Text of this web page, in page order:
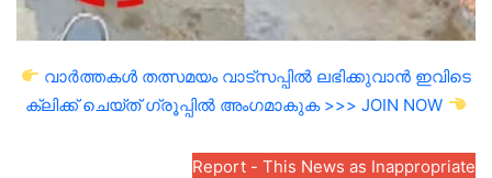
വാർത്തകൾ തത്സമയം വാട്സപ്പിൽ ലഭിക്കുവാൻ ഇവിടെ
ക്ലിക്ക് ചെയ്ത് ഗ്രൂപ്പിൽ അംഗമാകുക >>> JOIN NOW
Report - This News as Inappropriate